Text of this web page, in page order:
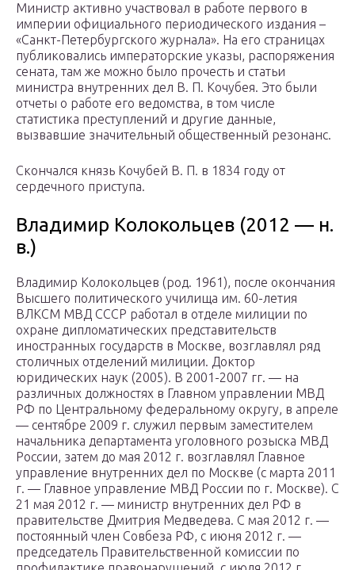
Министр активно участвовал в работе первого в
империи официального периодического издания –
«Санкт-Петербургского журнала». На его страницах
публиковались императорские указы, распоряжения
сената, там же можно было прочесть и статьи
министра внутренних дел В. П. Кочубея. Это были
отчеты о работе его ведомства, в том числе
статистика преступлений и другие данные,
вызвавшие значительный общественный резонанс.
Скончался князь Кочубей В. П. в 1834 году от
сердечного приступа.
Владимир Колокольцев (2012 — н.
в.)
Владимир Колокольцев (род. 1961), после окончания
Высшего политического училища им. 60-летия
ВЛКСМ МВД СССР работал в отделе милиции по
охране дипломатических представительств
иностранных государств в Москве, возглавлял ряд
столичных отделений милиции. Доктор
юридических наук (2005). В 2001-2007 гг. — на
различных должностях в Главном управлении МВД
РФ по Центральному федеральному округу, в апреле
— сентябре 2009 г. служил первым заместителем
начальника департамента уголовного розыска МВД
России, затем до мая 2012 г. возглавлял Главное
управление внутренних дел по Москве (с марта 2011
г. — Главное управление МВД России по г. Москве). С
21 мая 2012 г. — министр внутренних дел РФ в
правительстве Дмитрия Медведева. С мая 2012 г. —
постоянный член Совбеза РФ, с июня 2012 г. —
председатель Правительственной комиссии по